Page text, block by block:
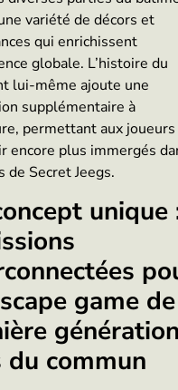
variété de décors et
qui enrichissent
globale. L’histoire du
lui-même ajoute une
supplémentaire à
permettant aux joueurs
encore plus immergés
de Secret Jeegs.
unique
game de
génération
du commun